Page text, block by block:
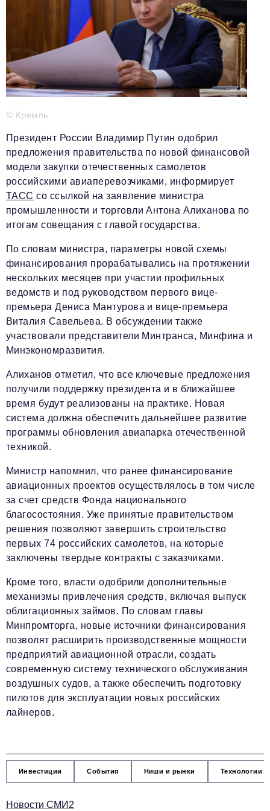
Телефон редакции: +7 495 727-01-67
Электронные почты редакции:
Информационный отдел
info@business-magazine.online
Отдел рекламы
reklama@business-magazine.online
podpiska@business-magazine.online
Отдел по работе с партнерами
partner@business-magazine.online
© Кремль
Президент России Владимир Путин одобрил
предложения правительства по новой финансовой
модели закупки отечественных самолетов
российскими авиаперевозчиками, информирует
ТАСС со ссылкой на заявление министра
промышленности и торговли Антона Алиханова по
итогам совещания с главой государства.
По словам министра, параметры новой схемы
финансирования прорабатывались на протяжении
нескольких месяцев при участии профильных
ведомств и под руководством первого вице-
премьера Дениса Мантурова и вице-премьера
Виталия Савельева. В обсуждении также
участвовали представители Минтранса, Минфина и
Минэкономразвития.
Алиханов отметил, что все ключевые предложения
получили поддержку президента и в ближайшее
время будут реализованы на практике. Новая
система должна обеспечить дальнейшее развитие
программы обновления авиапарка отечественной
техникой.
Министр напомнил, что ранее финансирование
авиационных проектов осуществлялось в том числе
за счет средств Фонда национального
благосостояния. Уже принятые правительством
решения позволяют завершить строительство
первых 74 российских самолетов, на которые
заключены твердые контракты с заказчиками.
Кроме того, власти одобрили дополнительные
механизмы привлечения средств, включая выпуск
облигационных займов. По словам главы
Минпромторга, новые источники финансирования
позволят расширить производственные мощности
предприятий авиационной отрасли, создать
современную систему технического обслуживания
воздушных судов, а также обеспечить подготовку
пилотов для эксплуатации новых российских
лайнеров.
Инвестиции События Ниши и рынки Технологии
Новости СМИ2